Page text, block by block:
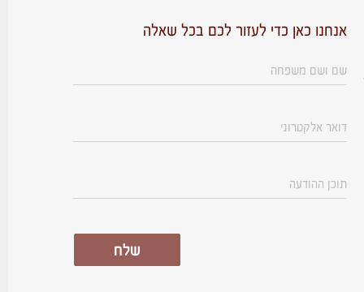
אנחנו כאן כדי לעזור לכם בכל שאלה
שלח